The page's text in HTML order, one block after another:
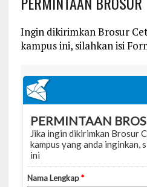
Ingin dikirimkan Brosur
kampus ini, silahkan isi